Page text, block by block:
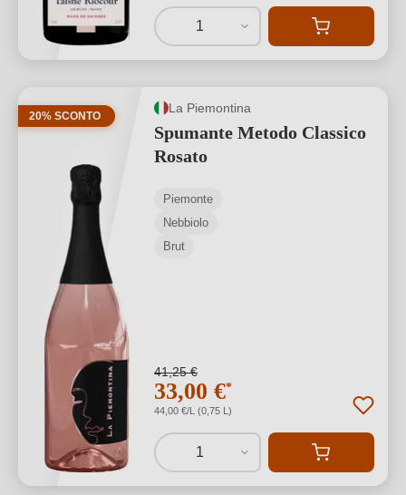
1
20% SCONTO
La Piemontina
Spumante Metodo Classico
Rosato
Piemonte
Nebbiolo
Brut
41,25 €
33,00 €*
44,00 €/L (0,75 L)
1